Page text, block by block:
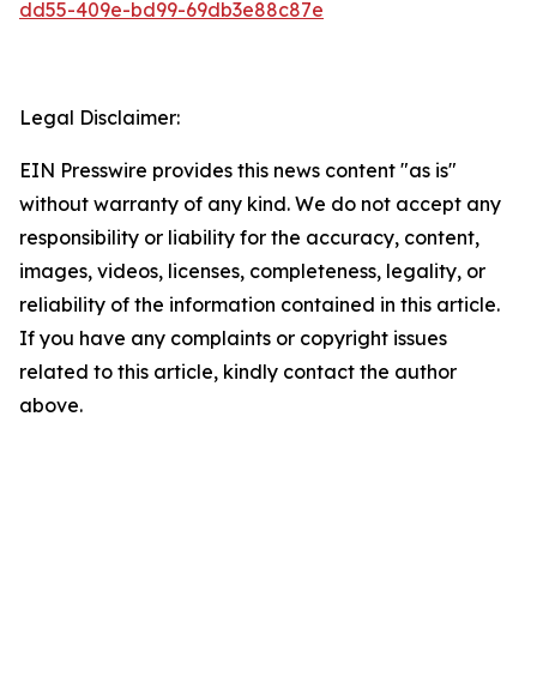
dd55-409e-bd99-69db3e88c87e
Legal Disclaimer:
EIN Presswire provides this news content "as is"
without warranty of any kind. We do not accept any
responsibility or liability for the accuracy, content,
images, videos, licenses, completeness, legality, or
reliability of the information contained in this article.
If you have any complaints or copyright issues
related to this article, kindly contact the author
above.